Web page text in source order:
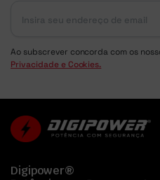
Ao subscrever concorda com os
Privacidade e Cookies.
Digipower®